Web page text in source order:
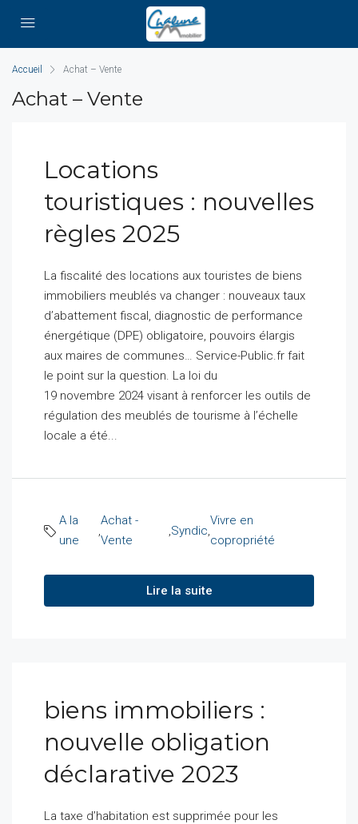
Accueil Achat – Vente
Achat – Vente
Locations
touristiques : nouvelles
règles 2025
La fiscalité des locations aux touristes de biens
immobiliers meublés va changer : nouveaux taux
d’abattement fiscal, diagnostic de performance
énergétique (DPE) obligatoire, pouvoirs élargis
aux maires de communes… Service-Public.fr fait
le point sur la question. La loi du
19 novembre 2024 visant à renforcer les outils de
régulation des meublés de tourisme à l’échelle
locale a été...
A la
une
Achat -
Vente
Syndic
Vivre en
copropriété
Lire la suite
biens immobiliers :
nouvelle obligation
déclarative 2023
La taxe d’habitation est supprimée pour les